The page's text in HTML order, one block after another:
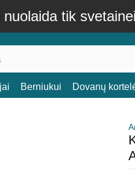
nuolaida tik
Berniukui Dovanų